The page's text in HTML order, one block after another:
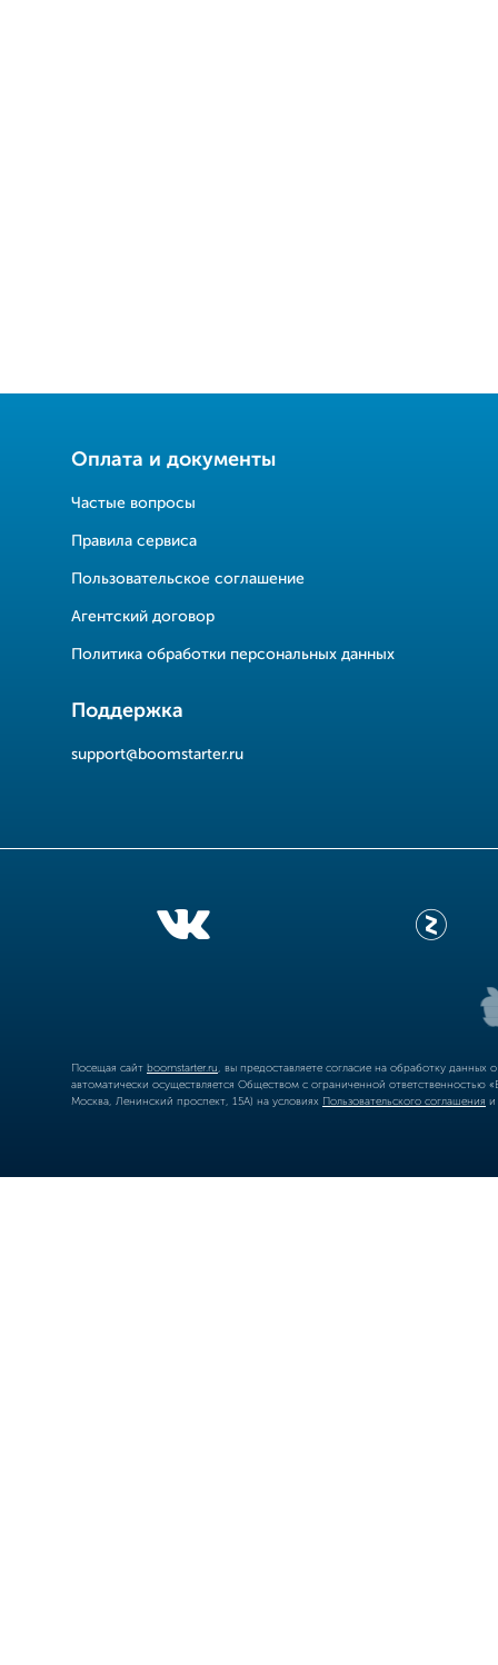
Оплата и документы
Частые вопросы
Правила сервиса
Пользовательское соглашение
Агентский договор
Политика обработки персональных данных
Поддержка
support@boomstarter.ru
Посещая сайт boomstarter.ru , вы предоставляете согласие на обработку
автоматически осуществляется Обществом с ограниченной
Москва, Ленинский проспект, 15А) на условиях Пользовательского соглашения и